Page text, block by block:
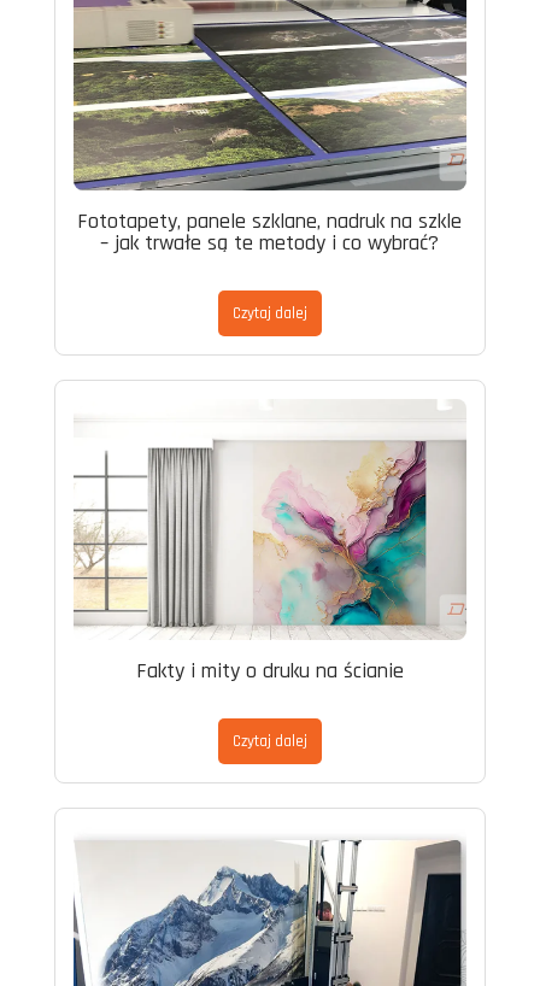
Fototapety, panele szklane, nadruk na szkle
– jak trwałe są te metody i co wybrać?
Czytaj dalej
Fakty i mity o druku na ścianie
Czytaj dalej